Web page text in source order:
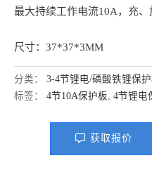
最大持续工作电流10A，充、
尺寸：37*37*3MM
分类： 3-4节锂电/磷酸铁锂保
标签： 4节10A保护板, 4节锂电
获取报价